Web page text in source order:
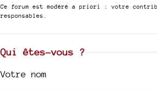
Ce forum est modéré a priori : votre
responsables.
Qui êtes-vous ?
Votre nom